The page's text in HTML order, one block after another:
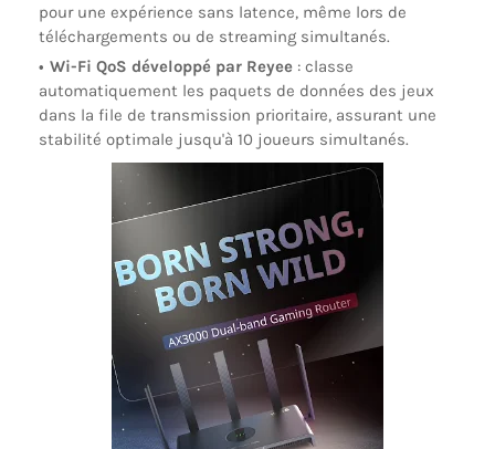
pour une expérience sans latence, même lors de
téléchargements ou de streaming simultanés.
Wi-Fi QoS développé par Reyee : classe
automatiquement les paquets de données des jeux
dans la file de transmission prioritaire, assurant une
stabilité optimale jusqu'à 10 joueurs simultanés.